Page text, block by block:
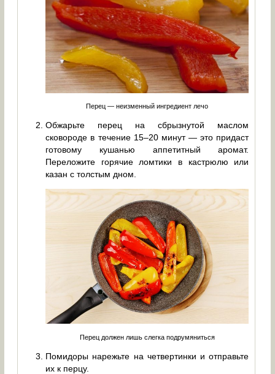
Перец — неизменный ингредиент лечо
Обжарьте перец на сбрызнутой маслом
сковороде в течение 15–20 минут — это придаст
готовому кушанью аппетитный аромат.
Переложите горячие ломтики в кастрюлю или
казан с толстым дном.
Перец должен лишь слегка подрумяниться
Помидоры нарежьте на четвертинки и отправьте
их к перцу.